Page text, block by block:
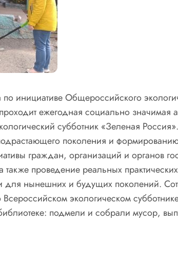
инициативе Общероссийского
ежегодная социально значимая
субботник «Зеленая
поколения и
граждан, организаций и органов
проведение реальных
для нынешних и будущих поколений.
экологическом
подмели и собрали мусор,